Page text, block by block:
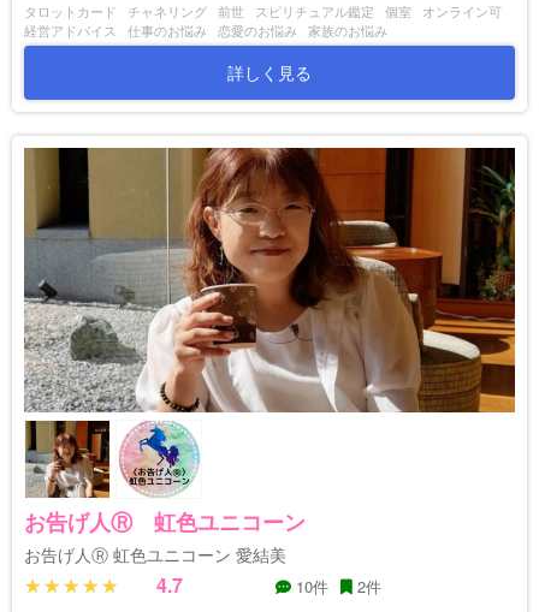
タロットカード チャネリング 前世 スピリチュアル鑑定 個室
オンライン可
経営アドバイス
仕事のお悩み 恋愛のお悩み 家族のお悩み
詳しく見る
お告げ人Ⓡ 虹色ユニコーン
お告げ人Ⓡ 虹色ユニコーン 愛結美
4.7 10件 2件